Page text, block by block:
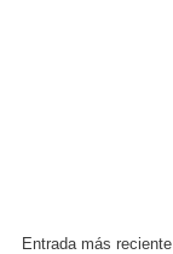
Entrada más reciente